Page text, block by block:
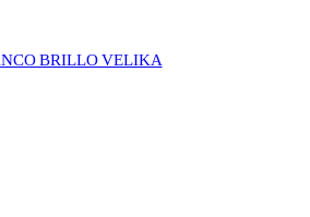
BRILLO VELIKA